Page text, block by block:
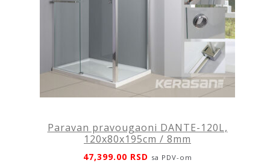
Paravan pravougaoni DANTE-120L,
120x80x195cm / 8mm
47,399.00 RSD sa PDV-om